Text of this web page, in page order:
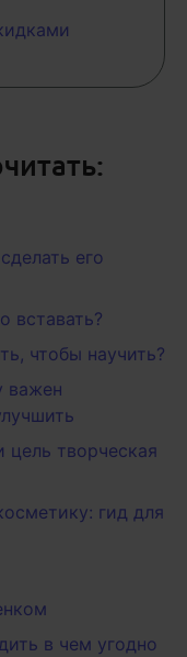
его
вставать?
чтобы научить?
важен
цель творческая
гид для
в чем угодно